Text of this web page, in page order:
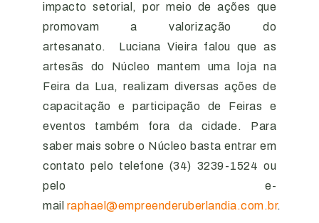
impacto setorial, por meio de ações que
promovam a valorização do
artesanato.
Luciana Vieira falou que as
artesãs do Núcleo mantem uma loja na
Feira da Lua, realizam diversas ações de
capacitação e participação de Feiras e
eventos também fora da cidade. Para
saber mais sobre o Núcleo basta entrar em
contato pelo telefone (34) 3239-1524 ou
pelo e-
mail raphael@empreenderuberlandia.com.br.